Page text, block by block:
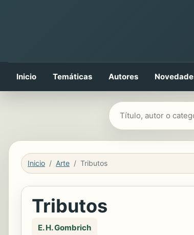
Inicio Temáticas Autores
Buscar libros
Inicio Arte Tributos
Tributos
E. H. Gombrich